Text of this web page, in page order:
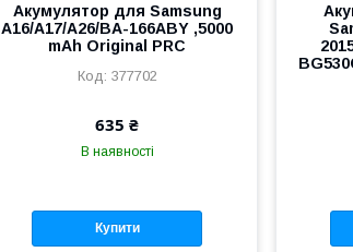
Акумулятор для Samsung
A16/A17/A26/BA-166ABY ,5000
mAh Original PRC
377702
635 ₴
В наявності
Купити